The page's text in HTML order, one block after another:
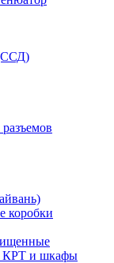
коробки
КРТ и шкафы